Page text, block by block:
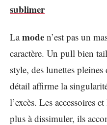
sublimer
Lamode n’est pas un
caractère. Un pull bien
style, des lunettes
détail affirme la
l’excès. Les accessoires
plus à dissimuler, ils